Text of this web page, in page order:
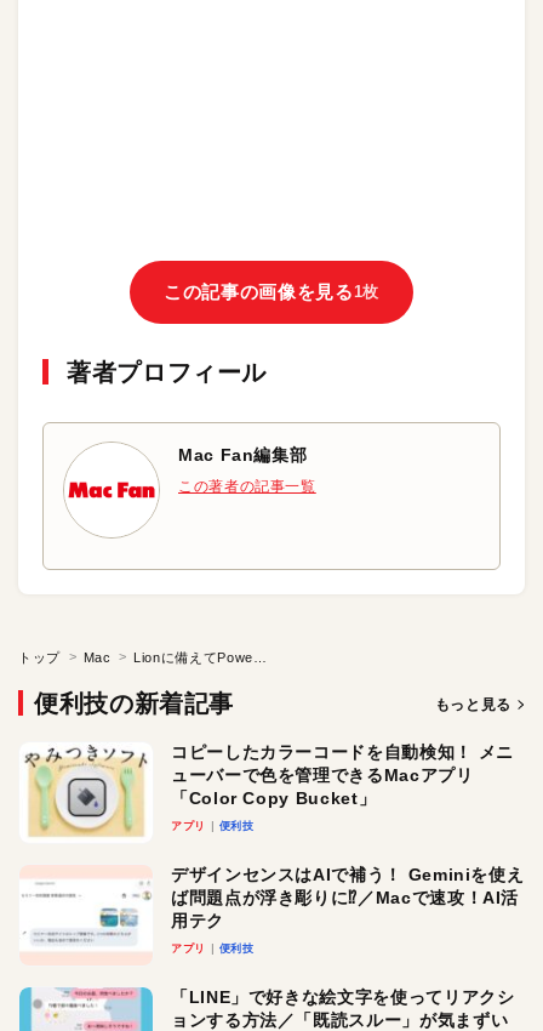
この記事の画像を見る1枚
著者プロフィール
Mac Fan編集部
この著者の記事一覧
トップ Mac
便利技の新着記事 もっと見る
コピーしたカラーコードを自動検知！ メニ
ューバーで色を管理できるMacアプリ
「Color Copy Bucket」
アプリ 便利技
デザインセンスはAIで補う！ Geminiを使え
ば問題点が浮き彫りに⁉︎／Macで速攻！AI活
用テク
アプリ 便利技
「LINE」で好きな絵文字を使ってリアクシ
ョンする方法／「既読スルー」が気まずい